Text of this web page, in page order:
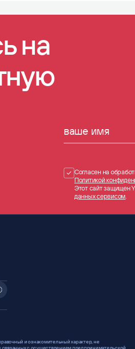
на
ваше имя
Согласен на
Политикой
Этот сайт защищен
данных сервисом
и ознакомительный характер, не
с осуществлением предпринимательской